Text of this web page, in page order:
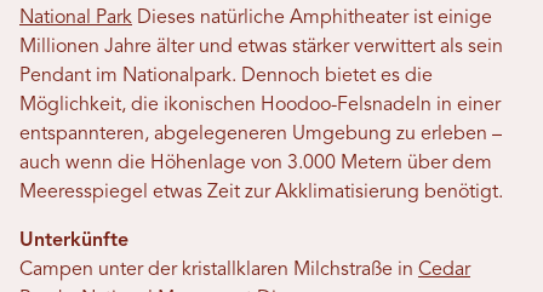
National Park Dieses natürliche Amphitheater ist einige
Millionen Jahre älter und etwas stärker verwittert als sein
Pendant im Nationalpark. Dennoch bietet es die
Möglichkeit, die ikonischen Hoodoo-Felsnadeln in einer
entspannteren, abgelegeneren Umgebung zu erleben –
auch wenn die Höhenlage von 3.000 Metern über dem
Meeresspiegel etwas Zeit zur Akklimatisierung benötigt.
Unterkünfte
Campen unter der kristallklaren Milchstraße in Cedar